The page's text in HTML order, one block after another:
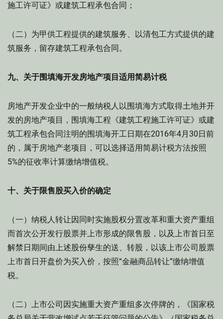
施工许可证》或建筑工程承包合同；
（二）为甲供工程提供的建筑服务、以清包工方式提供的建
筑服务，留存建筑工程承包合同。
九、关于围填海开发房地产项目适用简易计税
房地产开发企业中的一般纳税人以围填海方式取得土地并开
发的房地产项目，围填海工程《建筑工程施工许可证》或建
筑工程承包合同注明的围填海开工日期在2016年4月30日前
的，属于房地产老项目，可以选择适用简易计税方法按照
5%的征收率计算缴纳增值税。
十、关于限售股买入价的确定
（一）纳税人转让因同时实施股权分置改革和重大资产重组
而首次公开发行股票并上市形成的限售股，以及上市首日至
解禁日期间由上述股份孳生的送、转股，以该上市公司股票
上市首日开盘价为买入价，按照“金融商品转让”缴纳增值
税。
（二）上市公司因实施重大资产重组多次停牌的，《国家税